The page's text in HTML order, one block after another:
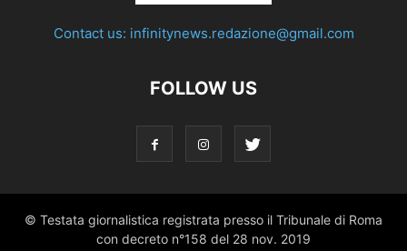
Contact us: infinitynews.redazione@gmail.com
FOLLOW US
© Testata giornalistica registrata presso il Tribunale di Roma
con decreto n°158 del 28 nov. 2019